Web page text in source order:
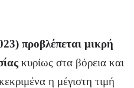
προβλέπεται μικρή
κυρίως στα βόρεια και
η μέγιστη τιμή